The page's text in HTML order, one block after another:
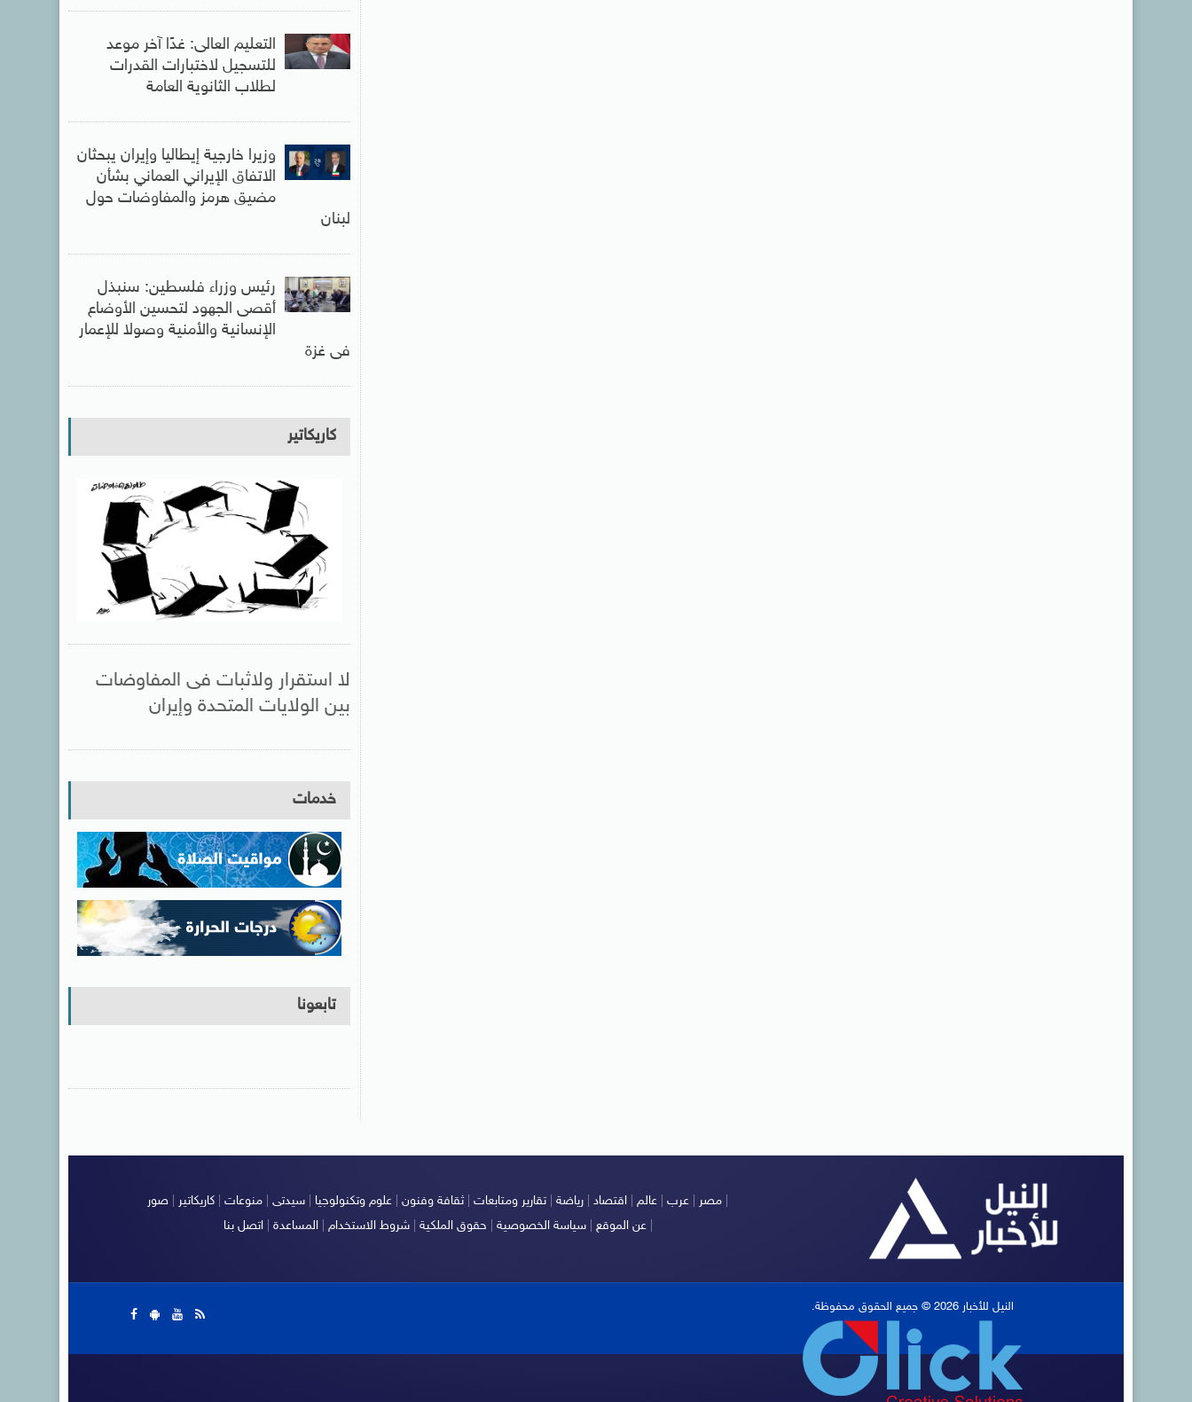
التعليم العالى: غدًا آخر موعد
للتسجيل لاختبارات القدرات
لطلاب الثانوية العامة
وزيرا خارجية إيطاليا وإيران يبحثان
الاتفاق الإيراني العماني بشأن
مضيق هرمز والمفاوضات حول
لبنان
رئيس وزراء فلسطين: سنبذل
أقصى الجهود لتحسين الأوضاع
الإنسانية والأمنية وصولا للإعمار
فى غزة
كاريكاتير
لا استقرار ولاثبات فى المفاوضات
بين الولايات المتحدة وإيران
خدمات
تابعونا
مصر عرب عالم اقتصاد رياضة |تقارير ومتابعات |ثقافة وفنون علوم وتكنولوجيا سيدتى منوعات كاريكاتير صور
عن الموقع |سياسة الخصوصية حقوق الملكية |شروط الاستخدام |المساعدة |اتصل بنا |
النيل للأخبار 2026 © جميع الحقوق محفوظة.